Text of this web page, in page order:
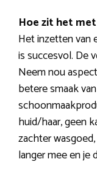
Hoe zit het
Het inzetten van
is succesvol. De
Neem nou
betere smaak
huid/haar, geen
zachter
langer mee en je